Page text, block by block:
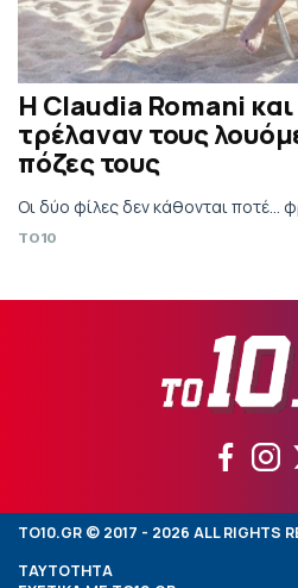
Η Claudia Romani
τρέλαναν τους
πόζες τους
Οι δύο φίλες δεν κάθονται ποτέ...
TO10
TO10.GR © 2017 - 2026 ALL RIGHTS
ΤΑΥΤΟΤΗΤΑ